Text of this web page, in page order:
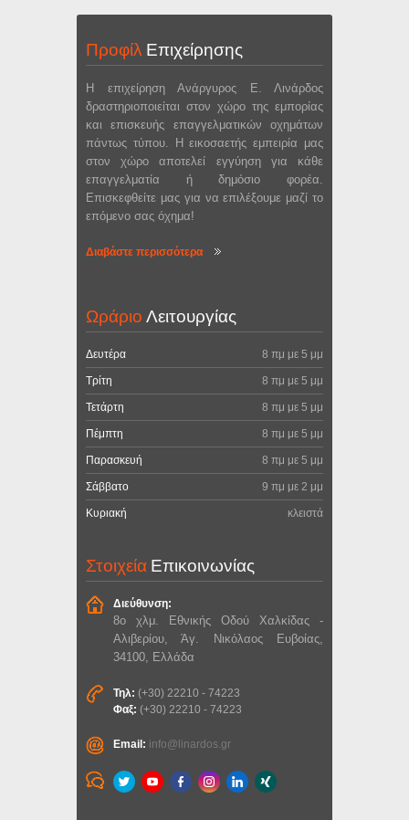
Προφίλ Επιχείρησης
Η επιχείρηση Ανάργυρος Ε. Λινάρδος
δραστηριοποιείται στον χώρο της εμπορίας
και επισκευής επαγγελματικών οχημάτων
πάντως τύπου. Η εικοσαετής εμπειρία μας
στον χώρο αποτελεί εγγύηση για κάθε
επαγγελματία ή δημόσιο φορέα.
Επισκεφθείτε μας για να επιλέξουμε μαζί το
επόμενο σας όχημα!
Διαβάστε περισσότερα
ΩράριοΛειτουργίας
Δευτέρα 8 πμ με 5 μμ
Τρίτη 8 πμ με 5 μμ
Τετάρτη 8 πμ με 5 μμ
Πέμπτη 8 πμ με 5 μμ
Παρασκευή 8 πμ με 5 μμ
Σάββατο 9 πμ με 2 μμ
Κυριακή κλειστά
ΣτοιχείαΕπικοινωνίας
Διεύθυνση:
8ο χλμ. Εθνικής Οδού Χαλκίδας -
Αλιβερίου, Άγ. Νικόλαος Ευβοίας,
34100, Ελλάδα
Τηλ: (+30) 22210 - 74223
Φαξ: (+30) 22210 - 74223
Email: info@linardos.gr